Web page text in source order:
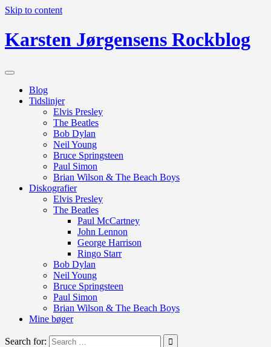
Skip to content
Karsten Jørgensens Rockblog
Blog
Tidslinjer
Elvis Presley
The Beatles
Bob Dylan
Neil Young
Bruce Springsteen
Paul Simon
Brian Wilson & The Beach Boys
Diskografier
Elvis Presley
The Beatles
Paul McCartney
John Lennon
George Harrison
Ringo Starr
Bob Dylan
Neil Young
Bruce Springsteen
Paul Simon
Brian Wilson & The Beach Boys
Mine bøger
Search for: